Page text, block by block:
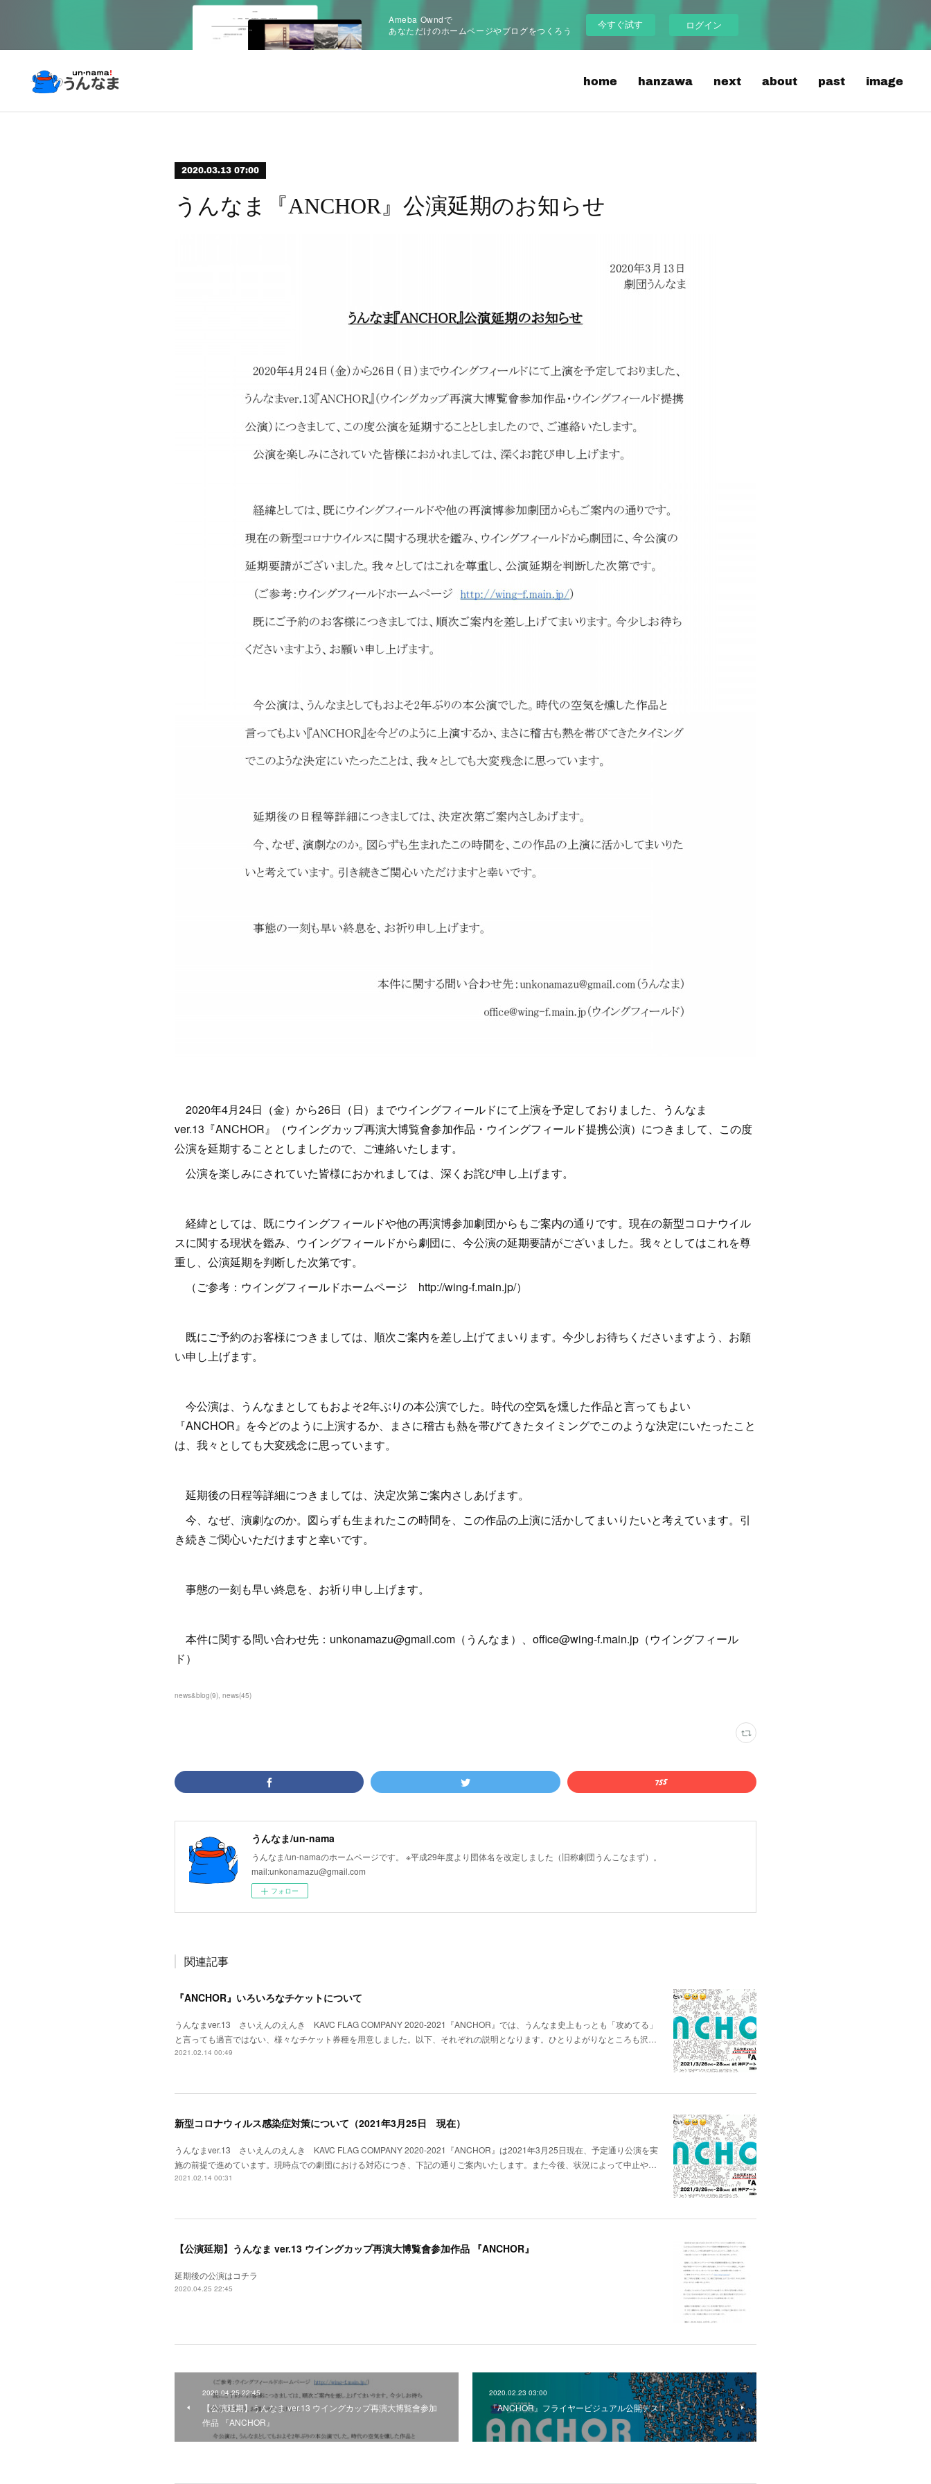
Ameba Owndで
あなただけのホームページやブログをつくろう
今すぐ試す ログイン
home hanzawa next about past image
2020.03.13 07:00
うんなま『ANCHOR』公演延期のお知らせ
2020年4月24日（金）から26日（日）までウイングフィールドにて上演を予定しておりました、うんなま
ver.13『ANCHOR』（ウイングカップ再演大博覧會参加作品・ウイングフィールド提携公演）につきまして、この度
公演を延期することとしましたので、ご連絡いたします。
公演を楽しみにされていた皆様におかれましては、深くお詫び申し上げます。
経緯としては、既にウイングフィールドや他の再演博参加劇団からもご案内の通りです。現在の新型コロナウイル
スに関する現状を鑑み、ウイングフィールドから劇団に、今公演の延期要請がございました。我々としてはこれを尊
重し、公演延期を判断した次第です。
（ご参考：ウイングフィールドホームページ http://wing-f.main.jp/）
既にご予約のお客様につきましては、順次ご案内を差し上げてまいります。今少しお待ちくださいますよう、お願
い申し上げます。
今公演は、うんなまとしてもおよそ2年ぶりの本公演でした。時代の空気を燻した作品と言ってもよい
『ANCHOR』を今どのように上演するか、まさに稽古も熱を帯びてきたタイミングでこのような決定にいたったこと
は、我々としても大変残念に思っています。
延期後の日程等詳細につきましては、決定次第ご案内さしあげます。
今、なぜ、演劇なのか。図らずも生まれたこの時間を、この作品の上演に活かしてまいりたいと考えています。引
き続きご関心いただけますと幸いです。
事態の一刻も早い終息を、お祈り申し上げます。
本件に関する問い合わせ先：unkonamazu@gmail.com（うんなま）、office@wing-f.main.jp（ウイングフィール
ド）
news&blog(9) news(45)
うんなま/un-nama
うんなま/un-namaのホームページです。 ※平成29年度より団体名を改定しました（旧称劇団うんこなまず）。
mail:unkonamazu@gmail.com
フォロー
関連記事
『ANCHOR』いろいろなチケットについて
うんなまver.13 さいえんのえんき KAVC FLAG COMPANY 2020-2021『ANCHOR』では、うんなま史上もっとも「攻めてる」
と言っても過言ではない、様々なチケット券種を用意しました。以下、それぞれの説明となります。ひとりよがりなところも沢…
2021.02.14 00:49
新型コロナウィルス感染症対策について（2021年3月25日 現在）
うんなまver.13 さいえんのえんき KAVC FLAG COMPANY 2020-2021『ANCHOR』は2021年3月25日現在、予定通り公演を実
施の前提で進めています。現時点での劇団における対応につき、下記の通りご案内いたします。また今後、状況によって中止や…
2021.02.14 00:31
【公演延期】うんなま ver.13 ウイングカップ再演大博覧會参加作品 『ANCHOR』
延期後の公演はコチラ
2020.04.25 22:45
2020.04.25 22:45
【公演延期】うんなま ver.13 ウイングカップ再演大博覧會参加
作品 『ANCHOR』
2020.02.23 03:00
『ANCHOR』フライヤービジュアル公開デス！